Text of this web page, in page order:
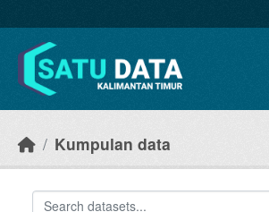
Kumpulan data